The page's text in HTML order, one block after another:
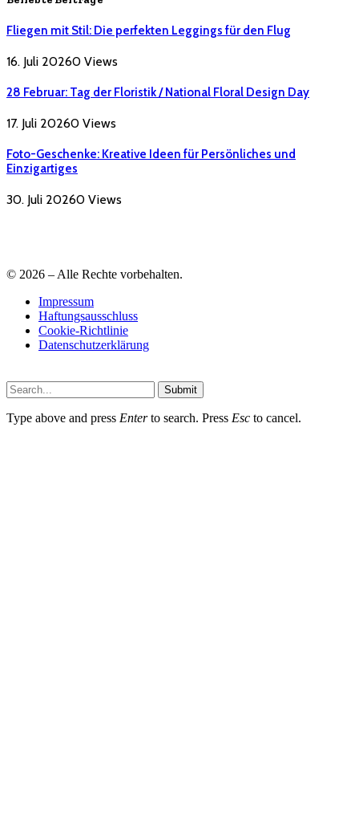
Fliegen mit Stil: Die perfekten Leggings für den Flug
16. Juli 20260 Views
28 Februar: Tag der Floristik / National Floral Design Day
17. Juli 20260 Views
Foto-Geschenke: Kreative Ideen für Persönliches und
Einzigartiges
30. Juli 20260 Views
© 2026 – Alle Rechte vorbehalten.
Impressum
Haftungsausschluss
Cookie-Richtlinie
Datenschutzerklärung
Submit
Type above and press Enterto search. Press Esc to cancel.